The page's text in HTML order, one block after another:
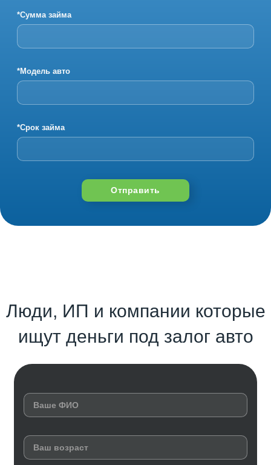
*Сумма займа
*Модель авто
*Срок займа
Отправить
Люди, ИП и компании которые
ищут деньги под залог авто